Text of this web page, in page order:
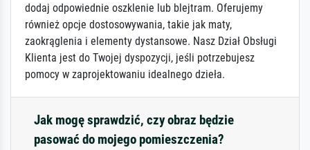
dodaj odpowiednie oszklenie lub blejtram. Oferujemy
również opcje dostosowywania, takie jak maty,
zaokrąglenia i elementy dystansowe. Nasz Dział Obsługi
Klienta jest do Twojej dyspozycji, jeśli potrzebujesz
pomocy w zaprojektowaniu idealnego dzieła.
Jak mogę sprawdzić, czy obraz będzie
pasować do mojego pomieszczenia?